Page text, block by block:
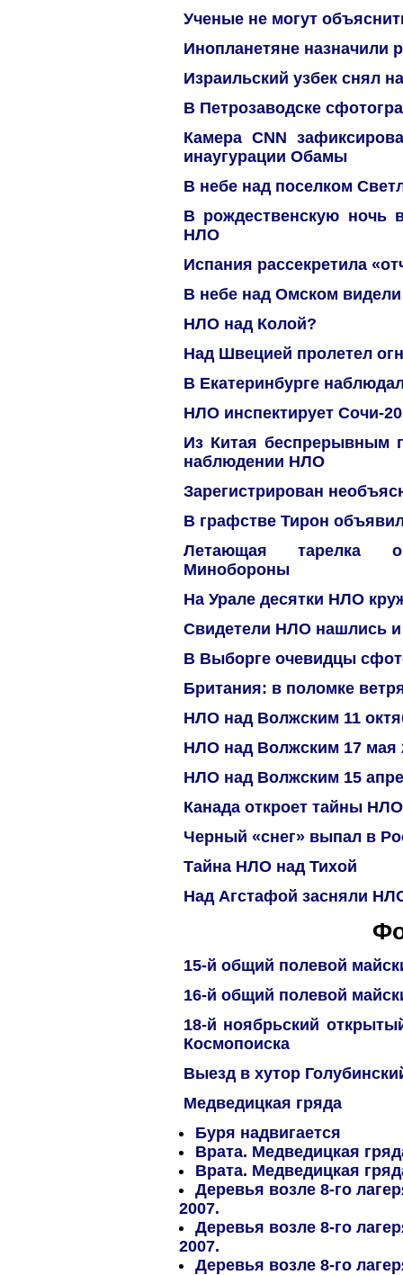
Ученые не могут
Инопланетяне назначили
Израильский узбек снял
В Петрозаводске
Камера CNN
инаугурации Обамы
В небе над поселком
В рождественскую ночь
НЛО
Испания рассекретила
В небе над Омском
НЛО над Колой?
Над Швецией пролетел
В Екатеринбурге
НЛО инспектирует Сочи-
Из Китая беспрерывным
наблюдении НЛО
Зарегистрирован
В графстве Тирон
Летающая тарелка
Минобороны
На Урале десятки НЛО
Свидетели НЛО нашлись
В Выборге очевидцы
Британия: в поломке
НЛО над Волжским 11
НЛО над Волжским 17 мая
НЛО над Волжским 15
Канада откроет тайны НЛО
Черный «снег» выпал в
Тайна НЛО над Тихой
Над Агстафой засняли
15-й общий полевой
16-й общий полевой
18-й ноябрьский
Космопоиска
Выезд в хутор
Медведицкая гряда
Буря надвигается
Врата. Медведицкая
Врата. Медведицкая
Деревья возле 8-го
2007.
Деревья возле 8-го
2007.
Деревья возле 8-го